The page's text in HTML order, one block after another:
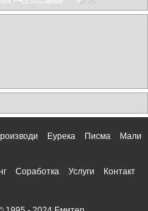
Еурека Писма
Мали
Соработка Услуги Контакт